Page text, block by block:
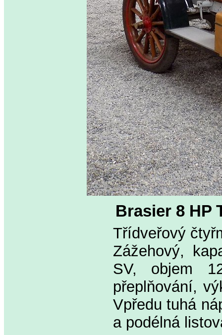
Brasier 8 HP
Třídveřový
Zážehový,
SV, objem
přeplňování,
Vpředu tuhá
a podélná